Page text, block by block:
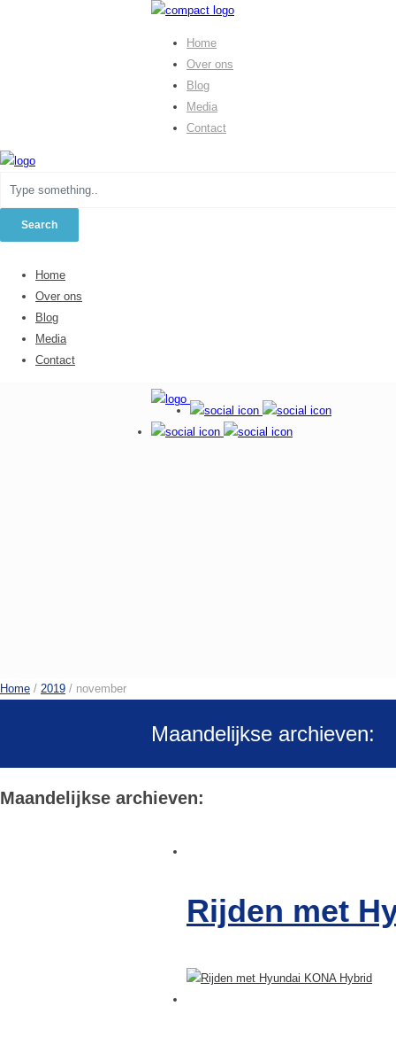
Home
Over ons
Blog
Media
Contact
Home
Over ons
Blog
Media
Contact
Home / 2019 / november
Maandelijkse archieven:
Maandelijkse archieven:
Rijden met